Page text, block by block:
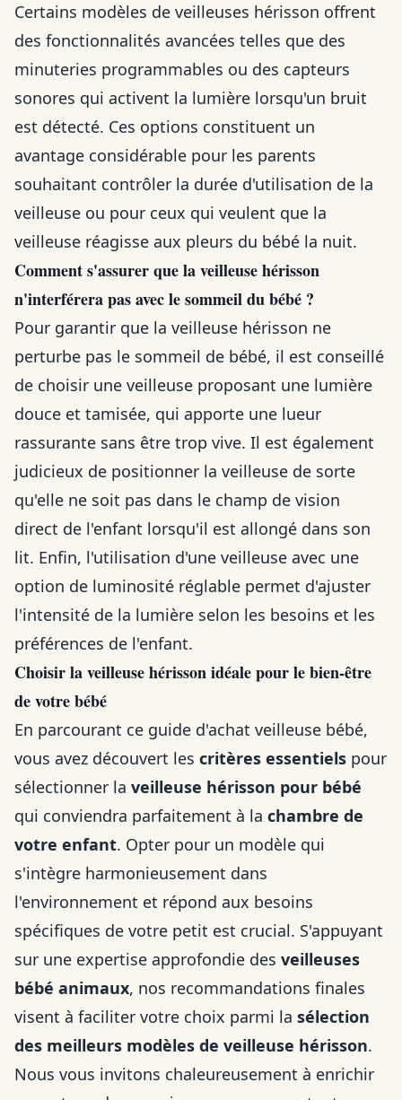
Certains modèles de veilleuses hérisson offrent
des fonctionnalités avancées telles que des
minuteries programmables ou des capteurs
sonores qui activent la lumière lorsqu'un bruit
est détecté. Ces options constituent un
avantage considérable pour les parents
souhaitant contrôler la durée d'utilisation de la
veilleuse ou pour ceux qui veulent que la
veilleuse réagisse aux pleurs du bébé la nuit.
Comment s'assurer que la veilleuse hérisson
n'interférera pas avec le sommeil du bébé ?
Pour garantir que la veilleuse hérisson ne
perturbe pas le sommeil de bébé, il est conseillé
de choisir une veilleuse proposant une lumière
douce et tamisée, qui apporte une lueur
rassurante sans être trop vive. Il est également
judicieux de positionner la veilleuse de sorte
qu'elle ne soit pas dans le champ de vision
direct de l'enfant lorsqu'il est allongé dans son
lit. Enfin, l'utilisation d'une veilleuse avec une
option de luminosité réglable permet d'ajuster
l'intensité de la lumière selon les besoins et les
préférences de l'enfant.
Choisir la veilleuse hérisson idéale pour le bien-être
de votre bébé
En parcourant ce guide d'achat veilleuse bébé,
vous avez découvert les critères essentiels pour
sélectionner la veilleuse hérisson pour bébé
qui conviendra parfaitement à la chambre de
votre enfant. Opter pour un modèle qui
s'intègre harmonieusement dans
l'environnement et répond aux besoins
spécifiques de votre petit est crucial. S'appuyant
sur une expertise approfondie des veilleuses
bébé animaux, nos recommandations finales
visent à faciliter votre choix parmi la sélection
des meilleurs modèles de veilleuse hérisson.
Nous vous invitons chaleureusement à enrichir